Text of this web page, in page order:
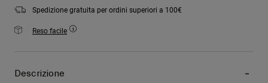
Spedizione gratuita per ordini superiori a 100€
Reso facile
Descrizione